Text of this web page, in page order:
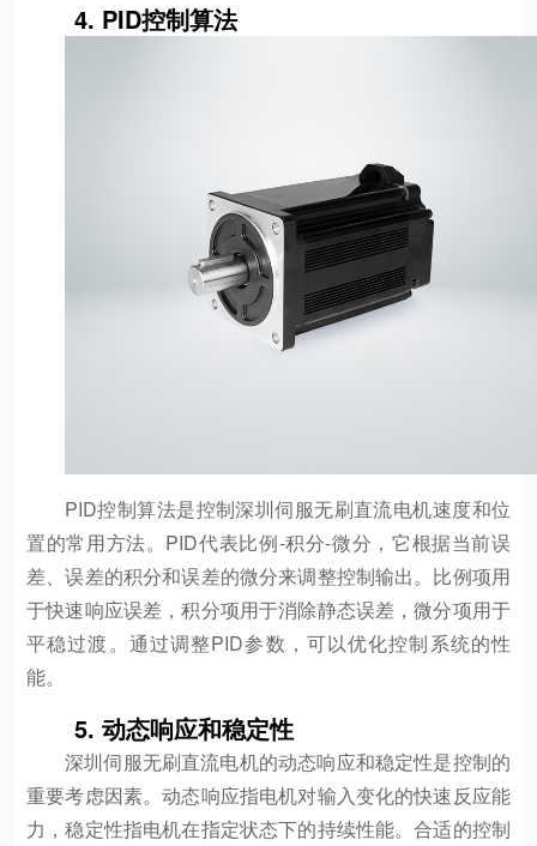
4. PID控制算法
PID控制算法是控制深圳伺服无刷直流电机速度和位
置的常用方法。PID代表比例-积分-微分，它根据当前误
差、误差的积分和误差的微分来调整控制输出。比例项用
于快速响应误差，积分项用于消除静态误差，微分项用于
平稳过渡。通过调整PID参数，可以优化控制系统的性
能。
5. 动态响应和稳定性
深圳伺服无刷直流电机的动态响应和稳定性是控制的
重要考虑因素。动态响应指电机对输入变化的快速反应能
力，稳定性指电机在指定状态下的持续性能。合适的控制